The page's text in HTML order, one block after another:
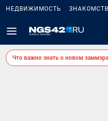
НЕДВИЖИМОСТЬ
Что важно знать о новом